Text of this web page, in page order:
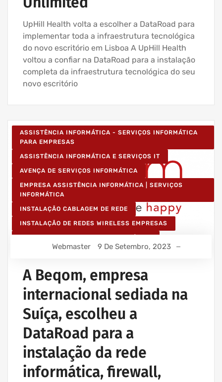
UpHill Health volta a escolher a DataRoad para
implementar toda a infraestrutura tecnológica
do novo escritório em Lisboa A UpHill Health
voltou a confiar na DataRoad para a instalação
completa da infraestrutura tecnológica do seu
novo escritório
ASSISTÊNCIA INFORMÁTICA - SERVIÇOS INFORMÁTICA
PARA EMPRESAS
ASSISTÊNCIA INFORMÁTICA E SERVIÇOS IT
AVENÇA DE SERVIÇOS INFORMÁTICA
EMPRESA ASSISTÊNCIA INFORMÁTICA | SERVIÇOS
INFORMÁTICA
INSTALAÇÃO CABLAGEM DE REDE
INSTALAÇÃO DE REDES WIRELESS EMPRESAS
Webmaster 9 De Setembro, 2023
A Beqom, empresa
internacional sediada na
Suíça, escolheu a
DataRoad para a
instalação da rede
informática, firewall,